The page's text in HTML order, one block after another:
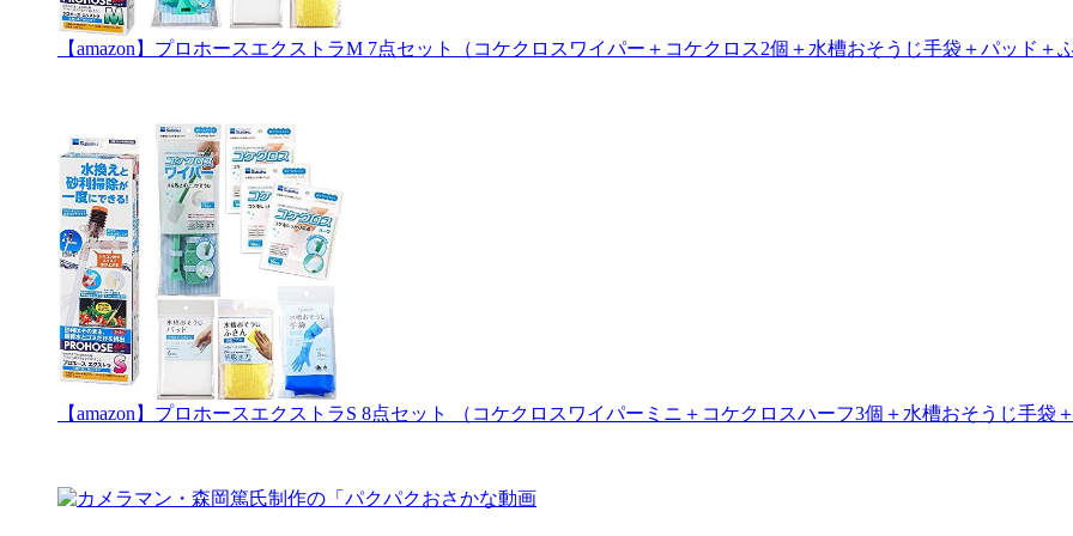
【amazon】プロホースエクストラM 7点セット（コケクロスワイパー＋コケクロス2個＋水槽おそうじ手袋＋パッド＋
【amazon】プロホースエクストラS 8点セット （コケクロスワイパーミニ＋コケクロスハーフ3個＋水槽おそうじ手袋